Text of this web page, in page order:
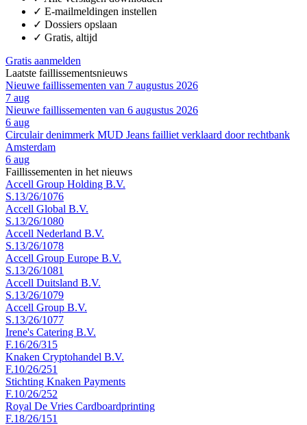
✓ E-mailmeldingen instellen
✓ Dossiers opslaan
✓ Gratis, altijd
Gratis aanmelden
Laatste faillissementsnieuws
Nieuwe faillissementen van 7 augustus 2026
7 aug
Nieuwe faillissementen van 6 augustus 2026
6 aug
Circulair denimmerk MUD Jeans failliet verklaard door rechtbank
Amsterdam
6 aug
Faillissementen in het nieuws
Accell Group Holding B.V.
S.13/26/1076
Accell Global B.V.
S.13/26/1080
Accell Nederland B.V.
S.13/26/1078
Accell Group Europe B.V.
S.13/26/1081
Accell Duitsland B.V.
S.13/26/1079
Accell Group B.V.
S.13/26/1077
Irene's Catering B.V.
F.16/26/315
Knaken Cryptohandel B.V.
F.10/26/251
Stichting Knaken Payments
F.10/26/252
Royal De Vries Cardboardprinting
F.18/26/151